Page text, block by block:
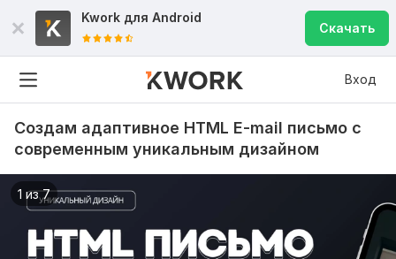
Kwork для Android
Скачать
Вход
Создам адаптивное HTML E-mail письмо с
современным уникальным дизайном
1 из 7